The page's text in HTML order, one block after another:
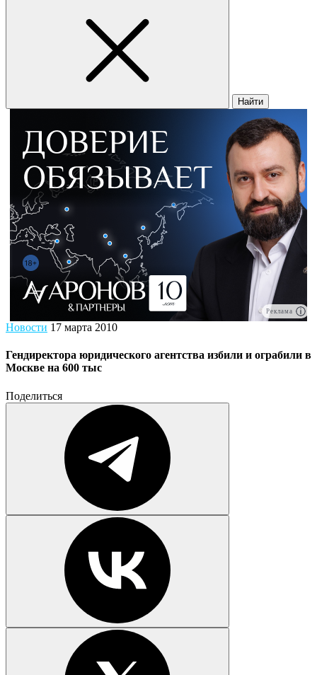
Найти
Реклама
Новости 17 марта 2010
Гендиректора юридического агентства избили и ограбили в
Москве на 600 тыс
Поделиться